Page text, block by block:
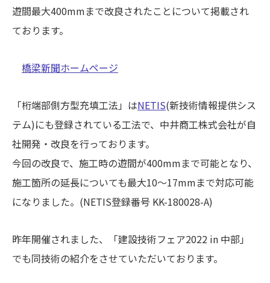
遊間最大400mmまで改良されたことについて掲載され
ております。
橋梁新聞ホームページ
「桁端部側方型充填工法」はNETIS(新技術情報提供シス
テム)にも登録されている工法で、中井商工株式会社が自
社開発・改良を行っております。
今回の改良で、施工時の遊間が400mmまで可能となり、
施工箇所の延長についても最大10～17mmまで対応可能
になりました。(NETIS登録番号 KK-180028-A)
昨年開催されました、「建設技術フェア2022 in 中部」
でも同技術の紹介をさせていただいております。